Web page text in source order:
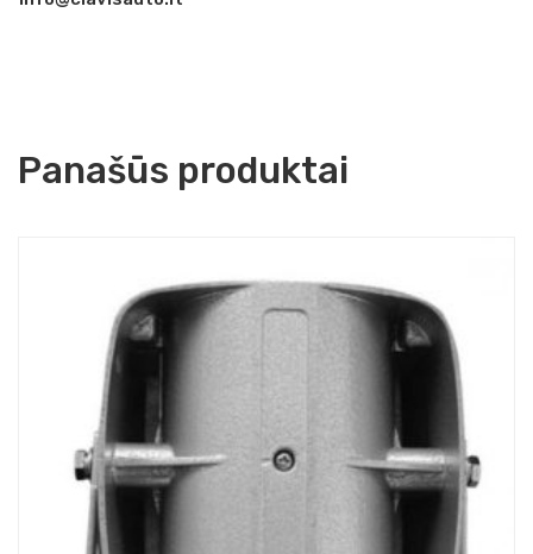
Panašūs produktai